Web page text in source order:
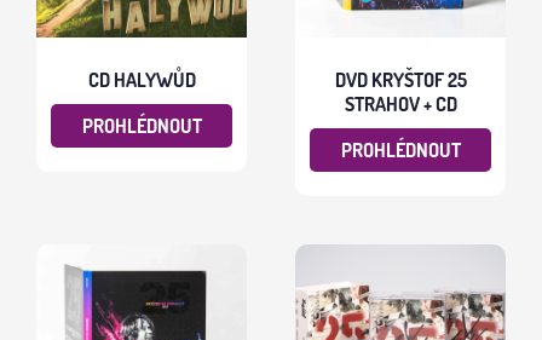
CD HALYWŮD
PROHLÉDNOUT
DVD KRYŠTOF 25
STRAHOV + CD
PROHLÉDNOUT